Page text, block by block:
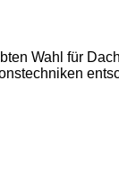
Wahl für